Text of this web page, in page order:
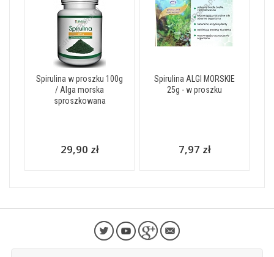
Spirulina w proszku 100g
/ Alga morska
sproszkowana
29,90 zł
Spirulina ALGI MORSKIE
25g - w proszku
7,97 zł